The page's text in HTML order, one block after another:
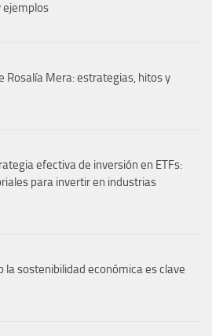
ejemplos
Rosalía Mera: estrategias, hitos y
efectiva de inversión en ETFs:
para invertir en industrias
la sostenibilidad económica es clave